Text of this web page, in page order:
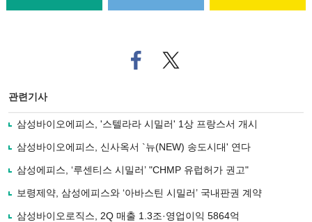
페
이
로
기
사
유
기
트위
터로
관련기사
삼성바이오에피스, '스텔라라 시밀러' 1상 프랑스서 개시
삼성바이오에피스, 신사옥서 `뉴(NEW) 송도시대' 연다
삼성에피스, ‘루센티스 시밀러’ "CHMP 유럽허가 권고"
보령제약, 삼성에피스와 ‘아바스틴 시밀러’ 국내판권 계약
삼성바이오로직스, 2Q 매출 1.3조·영업이익 5864억